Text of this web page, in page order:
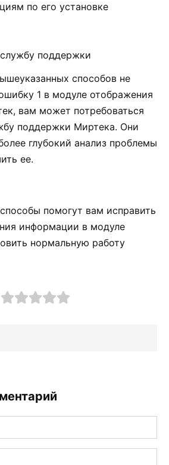
по его установке
поддержки
способов не
1 в модуле отображения
вам может потребоваться
поддержки Миртека. Они
глубокий анализ проблемы
ее.
помогут вам исправить
информации в модуле
нормальную работу